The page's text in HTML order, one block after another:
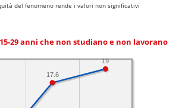
del fenomeno rende i valori non significativi
29 anni che non studiano e non lavorano
19
17.6